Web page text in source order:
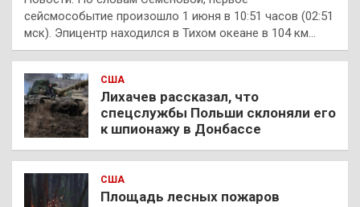
сейсмособытие произошло 1 июня в 10:51 часов (02:51
мск). Эпицентр находился в Тихом океане в 104 км…
США
Лихачев рассказал, что
спецслужбы Польши склоняли его
к шпионажу в Донбассе
США
Площадь лесных пожаров